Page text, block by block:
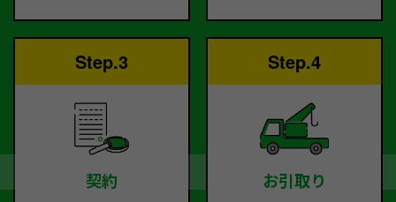
Step.3
契約
Step.4
お引取り